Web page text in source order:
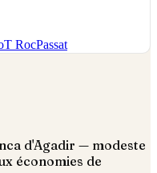
T RocPassat
d'Agadir — modeste
économies de